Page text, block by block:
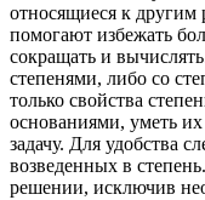
относящиеся к другим
помогают избежать
сокращать и
степенями, либо со
только свойства
основаниями, уметь
задачу. Для удобства
возведенных в
решении, исключив